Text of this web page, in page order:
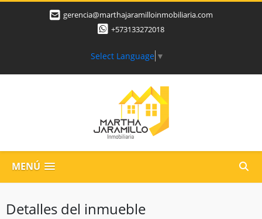
gerencia@marthajaramilloinmobiliaria.com
+573133272018
Select Language ▼
MENÚ
Detalles del inmueble